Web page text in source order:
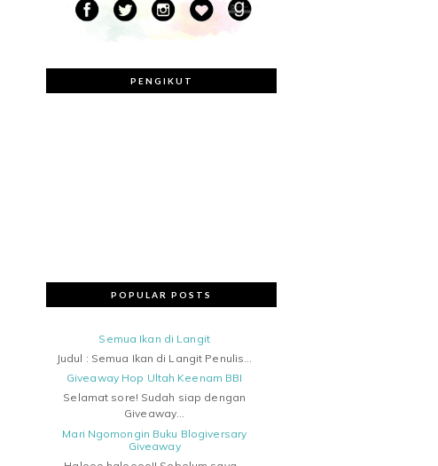
PENGIKUT
POPULAR POSTS
Semua Ikan di Langit
Judul : Semua Ikan di Langit Penulis...
Giveaway Hop Ultah Keenam BBI
Selamat sore! Sudah siap dengan
Giveaway...
Mari Ngomongin Buku Blogiversary
Giveaway